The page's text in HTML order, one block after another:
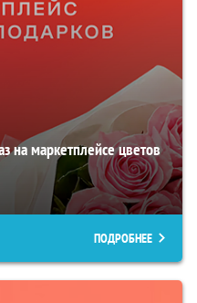
на маркетплейсе цветов
ПОДРОБНЕЕ